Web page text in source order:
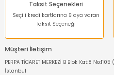
Taksit Seçenekleri
Seçili kredi kartlarına 9 aya varan
Taksit Seçeneği
Müşteri İletişim
PERPA TİCARET MERKEZİ B Blok Kat:8
İstanbul